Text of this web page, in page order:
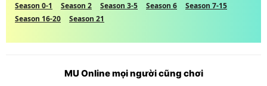
Season 0-1 Season 2 Season 3-5 Season 6
Season 7-15
Season 16-20
Season 21
MU Online mọi người cũng chơi